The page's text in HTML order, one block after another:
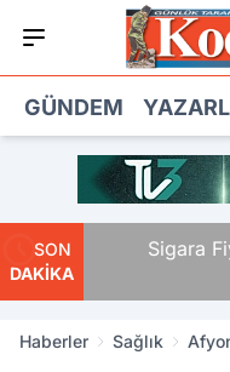
GÜNDEM
SON
DAKİKA
Sigara
Haberler Sağlık